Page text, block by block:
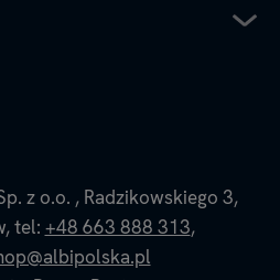
Albi
z o.o. , Radzikowskiego 3,
tel: +48 663 888 313,